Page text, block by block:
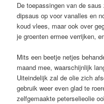
De toepassingen van de
dipsaus op voor vanalles en
koud vlees, maar ook over
je groenten ermee verrijken,
Mits een beetje netjes
maand mee, waarschijnlijk
Uiteindelijk zal de olie zich
gebruik weer even glad te
zelfgemaakte peterselieolie